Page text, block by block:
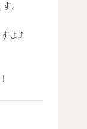
。
よ♪